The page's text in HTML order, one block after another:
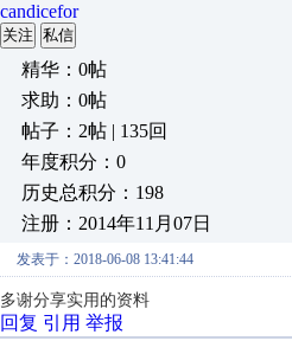
candicefor
关注 私信
精华：0帖
求助：0帖
帖子：2帖 | 135回
年度积分：0
历史总积分：198
注册：2014年11月07日
发表于：2018-06-08 13:41:44
多谢分享实用的资料
回复 引用 举报